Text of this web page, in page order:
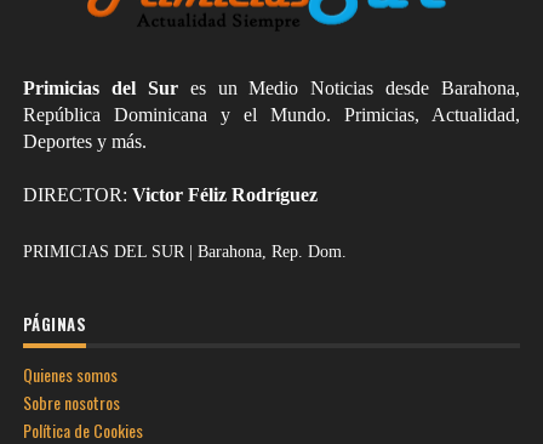
Primicias del Sures un Medio Noticias desde Barahona,
República Dominicana y el Mundo. Primicias, Actualidad,
Deportes y más.
DIRECTOR: Victor Féliz Rodríguez
PRIMICIAS DEL SUR | Barahona, Rep. Dom.
PÁGINAS
Quienes somos
Sobre nosotros
Política de Cookies